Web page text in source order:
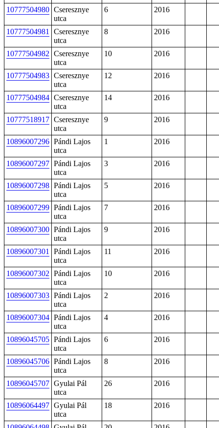
10777504980 Cseresznye
utca
6 2016
10777504981
Cseresznye
utca
8 2016
10777504982 Cseresznye
utca
10 2016
10777504983 Cseresznye
utca
12 2016
10777504984 Cseresznye
utca
14 2016
10777518917 Cseresznye
utca
9 2016
10896007296 Pándi Lajos
utca
1 2016
10896007297 Pándi Lajos
utca
3 2016
10896007298 Pándi Lajos
utca
5 2016
10896007299 Pándi Lajos
utca
7 2016
10896007300 Pándi Lajos
utca
9 2016
10896007301
Pándi Lajos
utca
11 2016
10896007302 Pándi Lajos
utca
10 2016
10896007303 Pándi Lajos
utca
2 2016
10896007304 Pándi Lajos
utca
4 2016
10896045705 Pándi Lajos
utca
6 2016
10896045706 Pándi Lajos
utca
8 2016
10896045707 Gyulai Pál
utca
26 2016
10896064497 Gyulai Pál
utca
18 2016